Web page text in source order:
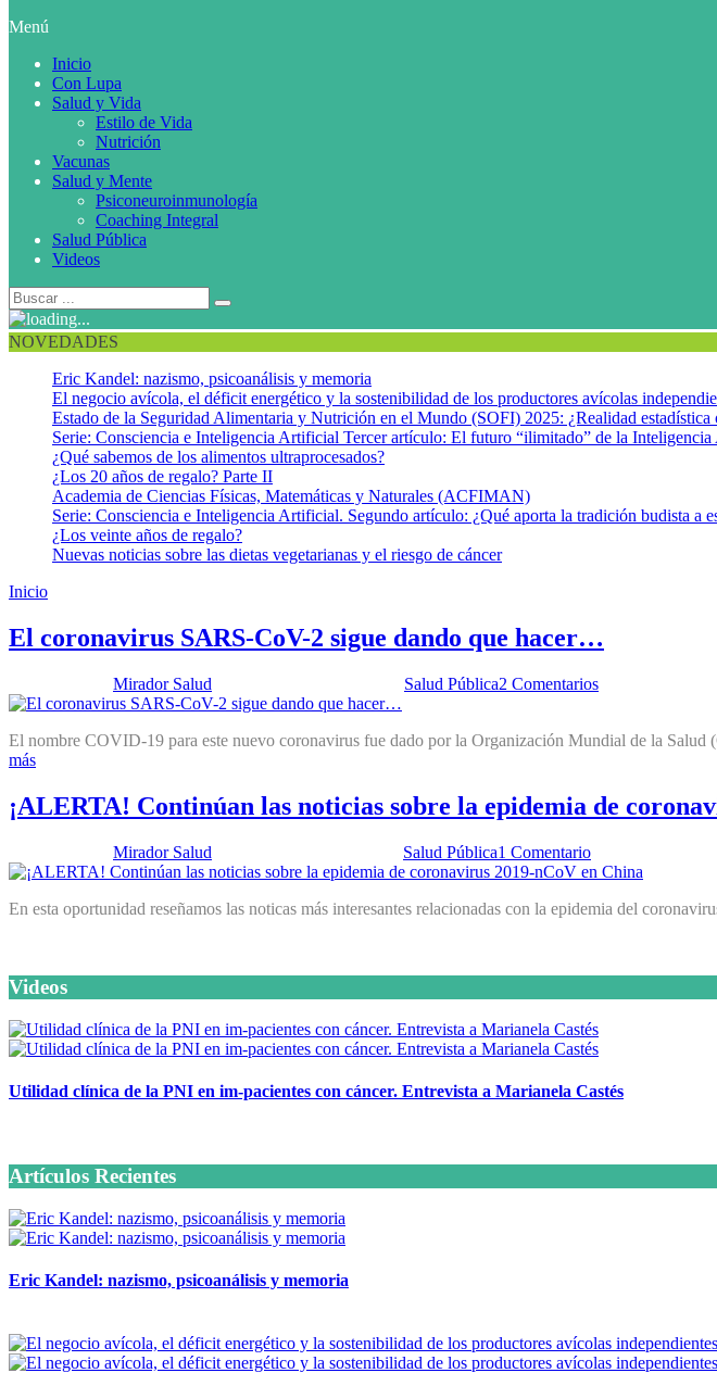
Menú
Inicio
Con Lupa
Salud y Vida
Estilo de Vida
Nutrición
Vacunas
Salud y Mente
Psiconeuroinmunología
Coaching Integral
Salud Pública
Videos
NOVEDADES
Eric Kandel: nazismo, psicoanálisis y memoria
El negocio avícola, el déficit energético y la sostenibilidad de los productores avícolas
Estado de la Seguridad Alimentaria y Nutrición en el Mundo (SOFI) 2025: ¿Realidad estadística
Serie: Consciencia e Inteligencia Artificial Tercer artículo: El futuro “ilimitado” de la
¿Qué sabemos de los alimentos ultraprocesados?
¿Los 20 años de regalo? Parte II
Academia de Ciencias Físicas, Matemáticas y Naturales (ACFIMAN)
Serie: Consciencia e Inteligencia Artificial. Segundo artículo: ¿Qué aporta la tradición budista a
¿Los veinte años de regalo?
Nuevas noticias sobre las dietas vegetarianas y el riesgo de cáncer
Inicio
El coronavirus SARS-CoV-2 sigue dando que hacer…
Mirador Salud Salud Pública2 Comentarios
El nombre COVID-19 para este nuevo coronavirus fue dado por la Organización Mundial de la
más
¡ALERTA! Continúan las noticias sobre la epidemia de
Mirador Salud Salud Pública1 Comentario
En esta oportunidad reseñamos las noticas más interesantes relacionadas con la epidemia del
Videos
Utilidad clínica de la PNI en im-pacientes con cáncer. Entrevista a Marianela Castés
Artículos Recientes
Eric Kandel: nazismo, psicoanálisis y memoria